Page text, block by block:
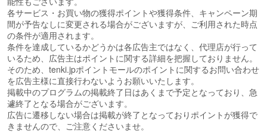
各サービス・お買い物の獲得ポイントや獲得条件、キャンペーン期
間が予告なしに変更される場合がございますが、ご利用された時点
の条件が適用されます。
条件を達成しているかどうかは各広告主ではなく、代理店が行って
いるため、広告主はポイントに関する詳細を把握しておりません。
そのため、tenki.jpポイントモールのポイントに関するお問い合わせ
を広告主様に直接行わないようお願いいたします。
掲載中のプログラムの掲載終了日はあくまで予定となっており、急
遽終了となる場合がございます。
広告に遷移しない場合は掲載が終了となっておりポイントが獲得で
きませんので、ご注意くださいませ。